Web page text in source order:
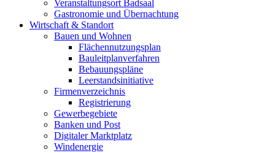
Veranstaltungsort Badsaal
Gastronomie und Übernachtung
Wirtschaft & Standort
Bauen und Wohnen
Flächennutzungsplan
Bauleitplanverfahren
Bebauungspläne
Leerstandsinitiative
Firmenverzeichnis
Registrierung
Gewerbegebiete
Banken und Post
Digitaler Marktplatz
Windenergie